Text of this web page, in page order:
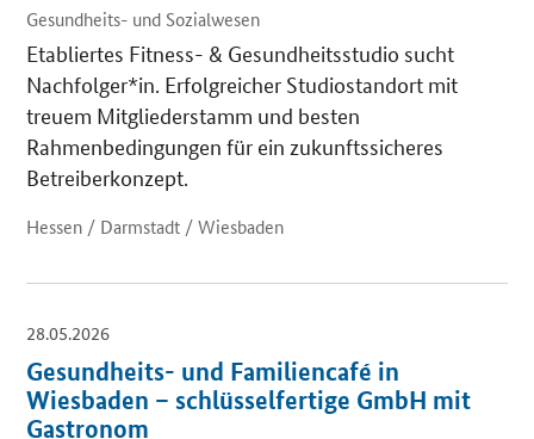
Gesundheits- und Sozialwesen
Etabliertes Fitness- & Gesundheitsstudio sucht
Nachfolger*in. Erfolgreicher Studiostandort mit
treuem Mitgliederstamm und besten
Rahmenbedingungen für ein zukunftssicheres
Betreiberkonzept.
Hessen / Darmstadt / Wiesbaden
28.05.2026
Gesundheits- und Familiencafé in
Wiesbaden – schlüsselfertige GmbH mit
Gastronom